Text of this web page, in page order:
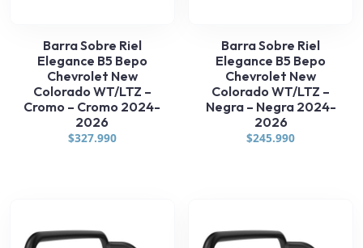
Barra Sobre Riel
Elegance B5 Bepo
Chevrolet New
Colorado WT/LTZ –
Cromo – Cromo 2024-
2026
$327.990
Barra Sobre Riel
Elegance B5 Bepo
Chevrolet New
Colorado WT/LTZ –
Negra – Negra 2024-
2026
$245.990